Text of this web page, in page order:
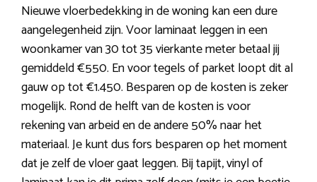
Nieuwe vloerbedekking in de woning kan een dure
aangelegenheid zijn. Voor laminaat leggen in een
woonkamer van 30 tot 35 vierkante meter betaal jij
gemiddeld €550. En voor tegels of parket loopt dit al
gauw op tot €1.450. Besparen op de kosten is zeker
mogelijk. Rond de helft van de kosten is voor
rekening van arbeid en de andere 50% naar het
materiaal. Je kunt dus fors besparen op het moment
dat je zelf de vloer gaat leggen. Bij tapijt, vinyl of